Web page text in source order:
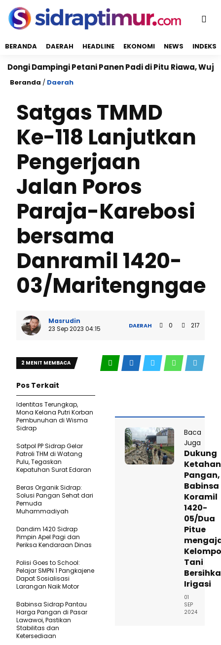
BERANDA DAERAH HEADLINE EKONOMI NEWS INDEKS
Petani Panen Padi di Pitu Riawa, Wujudkan
Beranda / Daerah
Satgas TMMD
Ke-118 Lanjutkan
Pengerjaan
Jalan Poros
Paraja-Karebosi
bersama
Danramil 1420-
03/Maritengngae
Masrudin
23 Sep 2023 04:15
DAERAH 0 217
2 MENIT MEMBACA
Baca
Juga
Dukung
Pangan,
Babinsa
Koramil
1420-
05/Dua
Pitue
Tani
Irigasi
01
SEP
2024
Pos Terkait
Identitas Terungkap,
Mona Kelana Putri Korban
Pembunuhan di Wisma
Sidrap
Satpol PP Sidrap Gelar
Patroli THM di Watang
Pulu, Tegaskan
Kepatuhan Surat Edaran
Beras Organik Sidrap:
Solusi Pangan Sehat dari
Pemuda
Muhammadiyah
Dandim 1420 Sidrap
Pimpin Apel Pagi dan
Periksa Kendaraan Dinas
Polisi Goes to School:
Pelajar SMPN 1 Pangkajene
Dapat Sosialisasi
Larangan Naik Motor
Babinsa Sidrap Pantau
Harga Pangan di Pasar
Lawawoi, Pastikan
Stabilitas dan
Ketersediaan